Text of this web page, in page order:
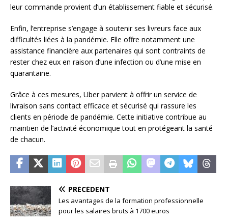
leur commande provient d’un établissement fiable et sécurisé.
Enfin, l’entreprise s’engage à soutenir ses livreurs face aux
difficultés liées à la pandémie. Elle offre notamment une
assistance financière aux partenaires qui sont contraints de
rester chez eux en raison d’une infection ou d’une mise en
quarantaine.
Grâce à ces mesures, Uber parvient à offrir un service de
livraison sans contact efficace et sécurisé qui rassure les
clients en période de pandémie. Cette initiative contribue au
maintien de l’activité économique tout en protégeant la santé
de chacun.
PRÉCÉDENT
Les avantages de la formation professionnelle
pour les salaires bruts à 1700 euros